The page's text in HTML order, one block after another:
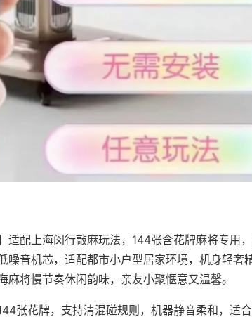
适配上海闵行敲麻玩法，144张含花牌麻将专用
音机芯，适配都市小户型居家环境，机身轻奢精
将慢节奏休闲韵味，亲友小聚惬意又温馨。
张花牌，支持清混碰规则，机器静音柔和，适